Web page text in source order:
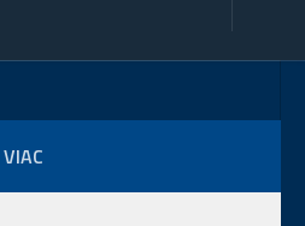
VIAC